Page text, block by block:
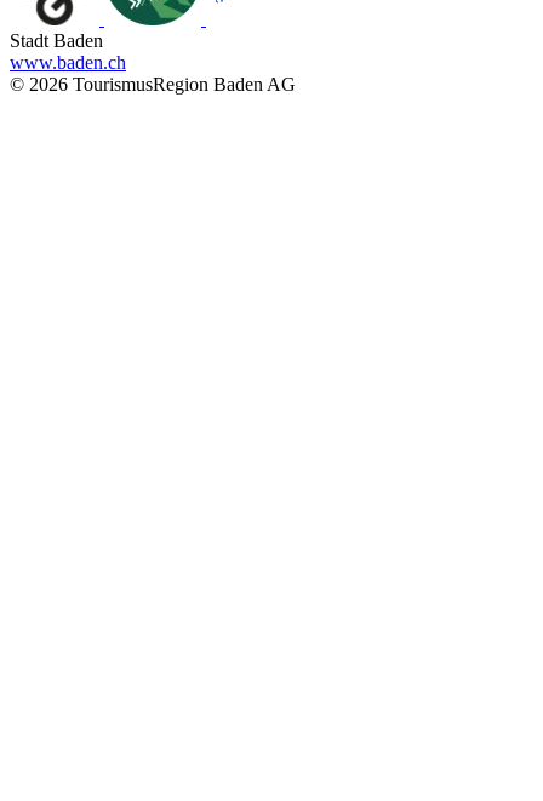
Stadt Baden
www.baden.ch
© 2026 TourismusRegion Baden AG